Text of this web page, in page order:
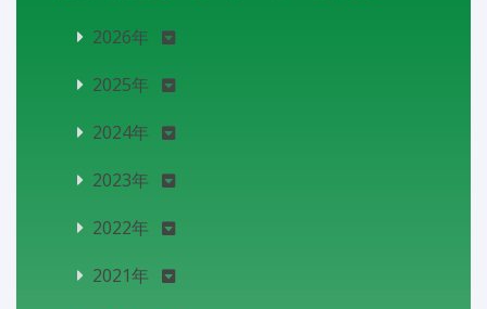
2026年
2025年
2024年
2023年
2022年
2021年